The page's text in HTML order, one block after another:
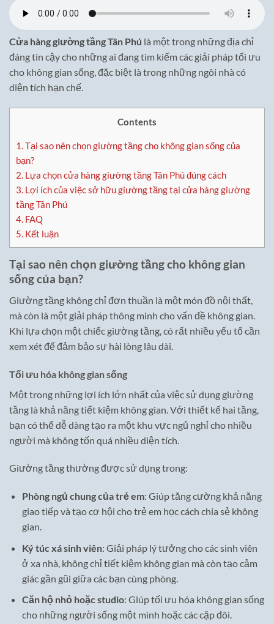
Cửa hàng giường tầng Tân Phú là một trong những địa chỉ
đáng tin cậy cho những ai đang tìm kiếm các giải pháp tối ưu
cho không gian sống, đặc biệt là trong những ngôi nhà có
diện tích hạn chế.
Contents
1.Tại sao nên chọn giường tầng cho không gian sống của
bạn?
2. Lựa chọn cửa hàng giường tầng Tân Phú đúng cách
3. Lợi ích của việc sở hữu giường tầng tại cửa hàng giường
tầng Tân Phú
4. FAQ
5. Kết luận
Tại sao nên chọn giường tầng cho không gian
sống của bạn?
Giường tầng không chỉ đơn thuần là một món đồ nội thất,
mà còn là một giải pháp thông minh cho vấn đề không gian.
Khi lựa chọn một chiếc giường tầng, có rất nhiều yếu tố cần
xem xét để đảm bảo sự hài lòng lâu dài.
Tối ưu hóa không gian sống
Một trong những lợi ích lớn nhất của việc sử dụng giường
tầng là khả năng tiết kiệm không gian. Với thiết kế hai tầng,
bạn có thể dễ dàng tạo ra một khu vực ngủ nghỉ cho nhiều
người mà không tốn quá nhiều diện tích.
Giường tầng thường được sử dụng trong:
Phòng ngủ chung của trẻ em: Giúp tăng cường khả năng
giao tiếp và tạo cơ hội cho trẻ em học cách chia sẻ không
gian.
Ký túc xá sinh viên: Giải pháp lý tưởng cho các sinh viên
ở xa nhà, không chỉ tiết kiệm không gian mà còn tạo cảm
giác gần gũi giữa các bạn cùng phòng.
Căn hộ nhỏ hoặc studio: Giúp tối ưu hóa không gian sống
cho những người sống một mình hoặc các cặp đôi.